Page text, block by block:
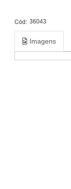
Cód: 36043
Imagens